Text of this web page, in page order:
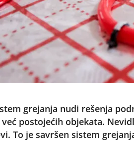
grejanja nudi rešenja
postojećih objekata.
To je savršen sistem